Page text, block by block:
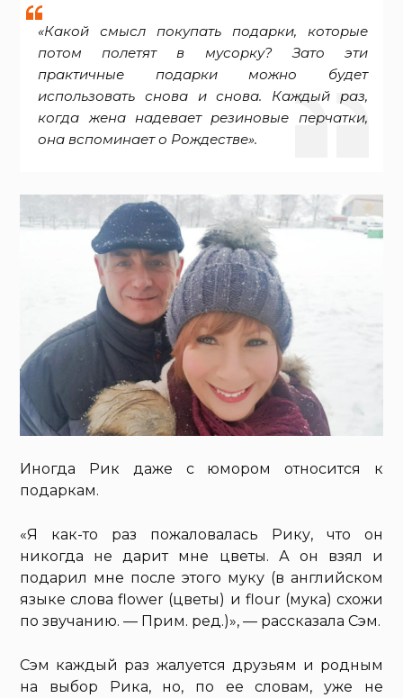
«Какой смысл покупать подарки, которые
потом полетят в мусорку? Зато эти
практичные подарки можно будет
использовать снова и снова. Каждый раз,
когда жена надевает резиновые перчатки,
она вспоминает о Рождестве».
Иногда Рик даже с юмором относится к
подаркам.
«Я как-то раз пожаловалась Рику, что он
никогда не дарит мне цветы. А он взял и
подарил мне после этого муку (в английском
языке слова flower (цветы) и flour (мука) схожи
по звучанию. — Прим. ред.)», — рассказала Сэм.
Сэм каждый раз жалуется друзьям и родным
на выбор Рика, но, по ее словам, уже не